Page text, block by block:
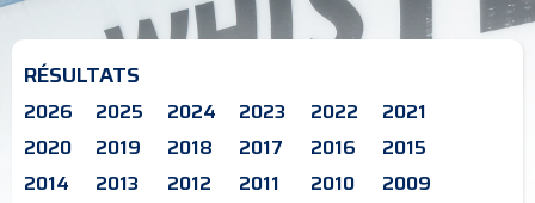
RÉSULTATS
2026 2025 2024 2023 2022
2021
2020
2019 2018 2017 2016
2015
2014
2013 2012 2011 2010
2009